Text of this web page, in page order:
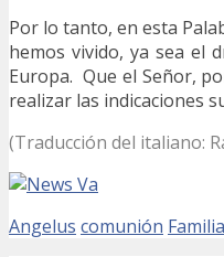
Por lo tanto, en esta
hemos vivido, ya sea el
Europa. Que el Señor,
realizar las indicaciones
(Traducción del italiano:
Angelus comunión Familia